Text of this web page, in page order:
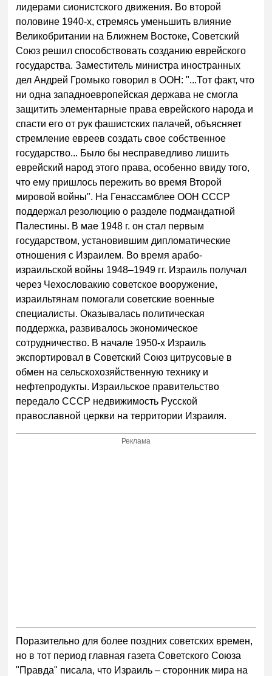
лидерами сионистского движения. Во второй
половине 1940-х, стремясь уменьшить влияние
Великобритании на Ближнем Востоке, Советский
Союз решил способствовать созданию еврейского
государства. Заместитель министра иностранных
дел Андрей Громыко говорил в ООН: "...Тот факт, что
ни одна западноевропейская держава не смогла
защитить элементарные права еврейского народа и
спасти его от рук фашистских палачей, объясняет
стремление евреев создать свое собственное
государство... Было бы несправедливо лишить
еврейский народ этого права, особенно ввиду того,
что ему пришлось пережить во время Второй
мировой войны". На Генассамблее ООН СССР
поддержал резолюцию о разделе подмандатной
Палестины. В мае 1948 г. он стал первым
государством, установившим дипломатические
отношения с Израилем. Во время арабо-
израильской войны 1948–1949 гг. Израиль получал
через Чехословакию советское вооружение,
израильтянам помогали советские военные
специалисты. Оказывалась политическая
поддержка, развивалось экономическое
сотрудничество. В начале 1950-х Израиль
экспортировал в Советский Союз цитрусовые в
обмен на сельскохозяйственную технику и
нефтепродукты. Израильское правительство
передало СССР недвижимость Русской
православной церкви на территории Израиля.
Реклама
Поразительно для более поздних советских времен,
но в тот период главная газета Советского Союза
"Правда" писала, что Израиль – сторонник мира на